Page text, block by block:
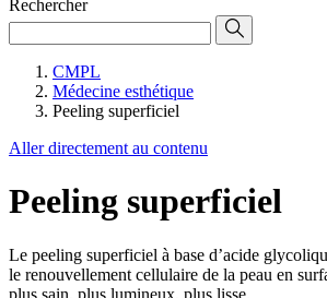
Rechercher
CMPL
Médecine esthétique
Peeling superficiel
Aller directement au contenu
Peeling superficiel
Le peeling superficiel à base d’acide
le renouvellement cellulaire de la peau en
plus sain, plus lumineux, plus lisse.